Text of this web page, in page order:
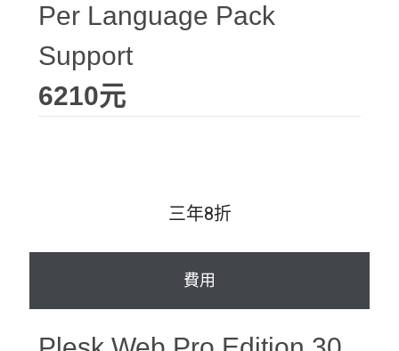
Per Language Pack
Support
6210元
三年8折
費用